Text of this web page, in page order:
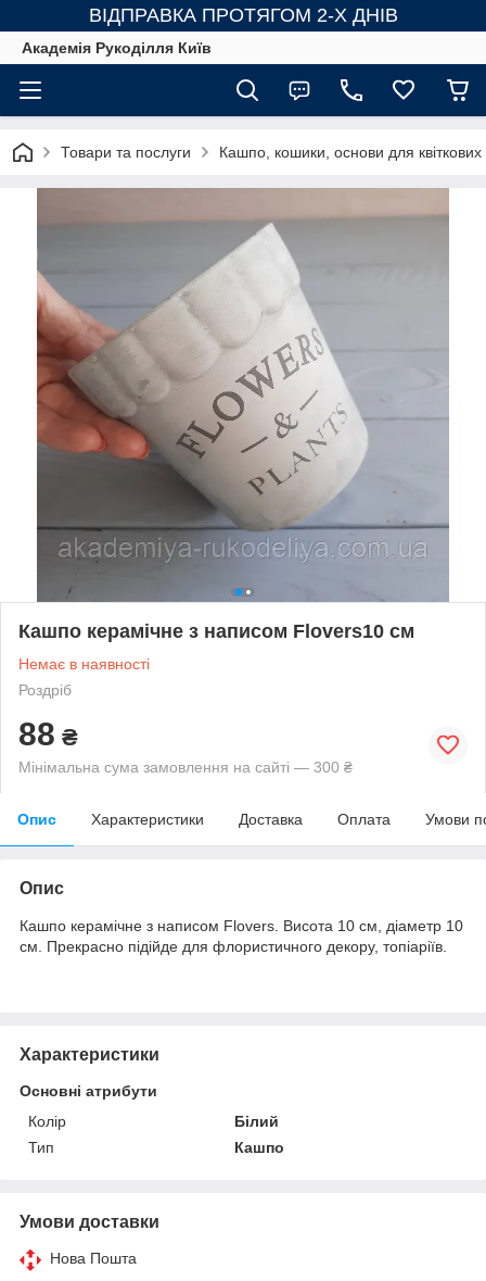
ВІДПРАВКА ПРОТЯГОМ 2-Х ДНІВ
Академія Рукоділля Київ
Товари та послуги Кашпо, кошики, основи для квіткових
Кашпо керамічне з написом Flovers10 см
Немає в наявності
Роздріб
88 ₴
Мінімальна сума замовлення на сайті — 300 ₴
Опис Характеристики Доставка Оплата Умови
Опис
Кашпо керамічне з написом Flovers. Висота 10 см, діаметр 10
см. Прекрасно підійде для флористичного декору, топіаріїв.
Характеристики
Основні атрибути
Колір
Білий
Тип
Кашпо
Умови доставки
Нова Пошта